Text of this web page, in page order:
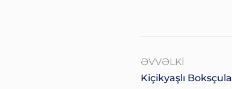
ƏVVƏLKI
Kiçikyaşlı